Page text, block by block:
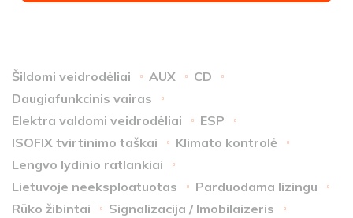
Šildomi veidrodėliai AUX
CD
Daugiafunkcinis vairas
Elektra valdomi veidrodėliai
ESP
ISOFIX tvirtinimo taškai
Klimato kontrolė
Lengvo lydinio ratlankiai
Lietuvoje neeksploatuotas
Parduodama lizingu
Rūko žibintai
Signalizacija / Imobilaizeris